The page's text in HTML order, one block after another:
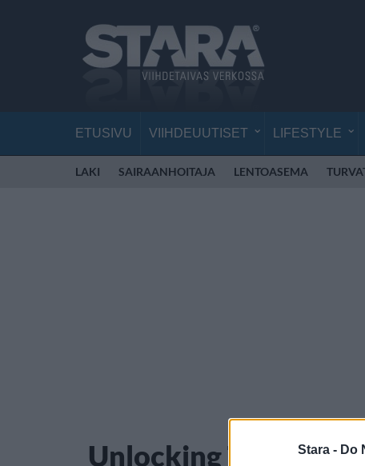
Stara - Do
ETUSIVU VIIHDEUUTISET LIFESTYLE
LAKI SAIRAANHOITAJA LENTOASEMA
Unlocking The Truth